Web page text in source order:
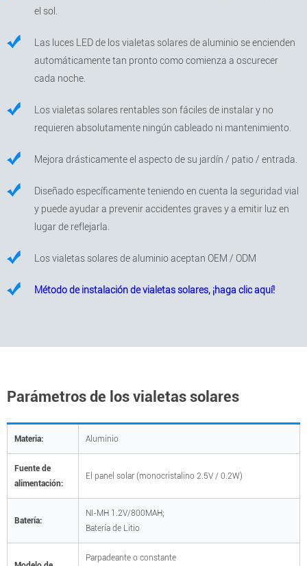
el sol.
Las luces LED de los vialetas solares de aluminio se encienden
automáticamente tan pronto como comienza a oscurecer
cada noche.
Los vialetas solares rentables son fáciles de instalar y no
requieren absolutamente ningún cableado ni mantenimiento.
Mejora drásticamente el aspecto de su jardín / patio / entrada.
Diseñado específicamente teniendo en cuenta la seguridad vial
y puede ayudar a prevenir accidentes graves y a emitir luz en
lugar de reflejarla.
Los vialetas solares de aluminio aceptan OEM / ODM
Método de instalación de vialetas solares, ¡haga clic aquí!
Parámetros de los vialetas solares
Materia: Aluminio
Fuente de
alimentación:
El panel solar (monocristalino 2.5V / 0.2W)
Batería:
NI-MH 1.2V/800MAH;
Batería de Litio
Parpadeante o constante